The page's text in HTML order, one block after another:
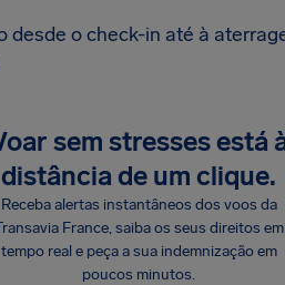
desde o check-in até à
sem stresses está
distância de um clique.
Receba alertas instantâneos dos voos da
France, saiba os seus direitos em
tempo real e peça a sua indemnização em
poucos minutos.